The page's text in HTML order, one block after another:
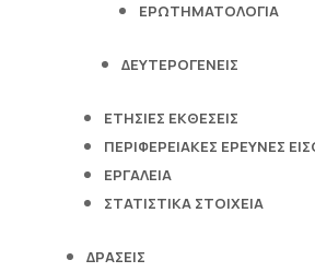
ΕΡΩΤΗΜΑΤΟΛΌΓΙΑ
ΔΕΥΤΕΡΟΓΕΝΕΊΣ
ΕΤΉΣΙΕΣ ΕΚΘΈΣΕΙΣ
ΠΕΡΙΦΕΡΕΙΑΚΈΣ ΈΡΕΥΝΕΣ
ΕΡΓΑΛΕΊΑ
ΣΤΑΤΙΣΤΙΚΆ ΣΤΟΙΧΕΊΑ
ΔΡΆΣΕΙΣ